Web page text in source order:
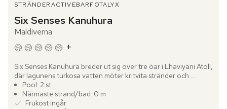
STRÄNDERACTIVEBARFOTALYX
Six Senses Kanuhura
Maldiverna
+
Six Senses Kanuhura breder ut sig över tre öar i Lhaviyani Atoll,
där lagunens turkosa vatten möter kritvita stränder och
vajande palmer. Hit anländer du med sjöflyg från Malé och...
Pool: 2 st
Närmaste strand/bad: 0 m
Frukost ingår